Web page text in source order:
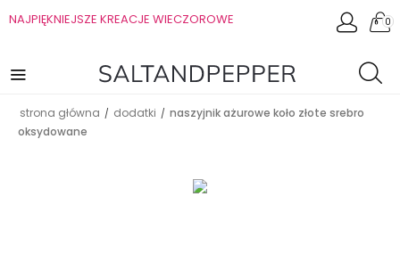
NAJPIĘKNIEJSZE KREACJE WIECZOROWE 0
strona główna / dodatki / naszyjnik ażurowe koło złote srebro
oksydowane